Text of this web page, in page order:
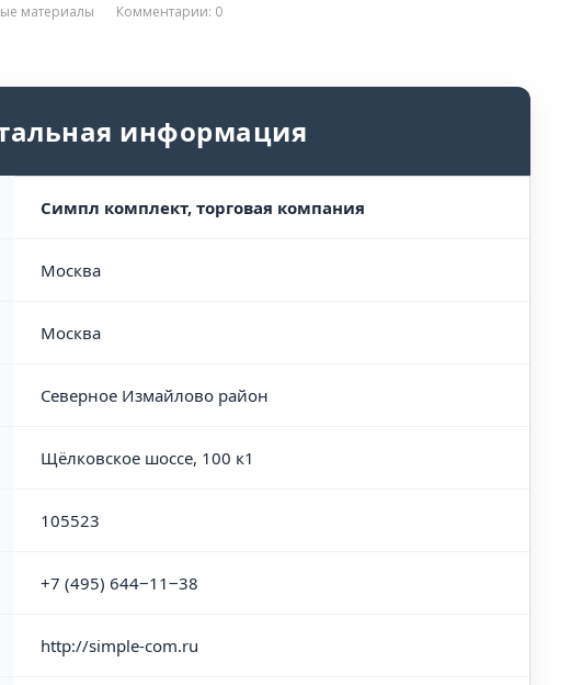
материалы Комментарии: 0
информация
Симпл комплект, торговая компания
Москва
Москва
Северное Измайлово район
Щёлковское шоссе, 100 к1
105523
+7 (495) 644‒11‒38
http://simple-com.ru